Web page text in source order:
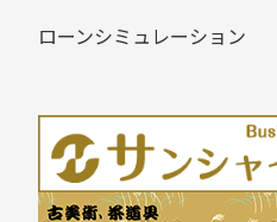
ローンシミュレーション